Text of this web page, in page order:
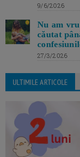
9/6/2026
Nu am
căutat
27/3/2026
ULTIMILE ARTICOLE